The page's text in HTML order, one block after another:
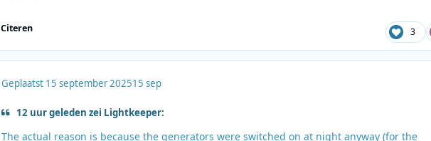
Citeren 3
Geplaatst 15 september 202515 sep
12 uur geleden zei Lightkeeper:
The actual reason is because the generators were switched on at night anyway (for the